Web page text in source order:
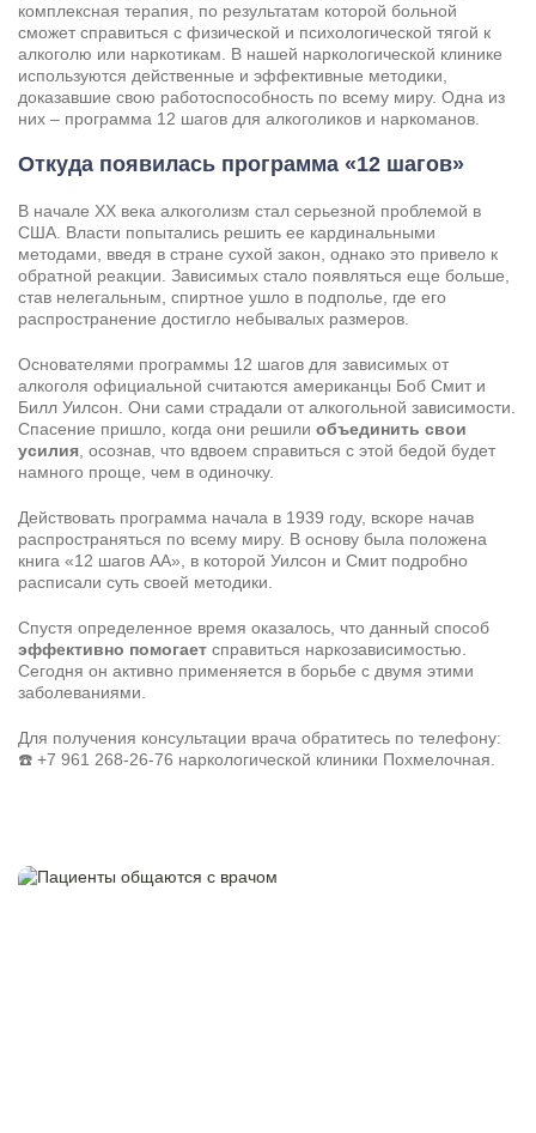
комплексная терапия, по результатам которой больной
сможет справиться с физической и психологической тягой к
алкоголю или наркотикам. В нашей наркологической клинике
используются действенные и эффективные методики,
доказавшие свою работоспособность по всему миру. Одна из
них – программа 12 шагов для алкоголиков и наркоманов.
Откуда появилась программа «12 шагов»
В начале XX века алкоголизм стал серьезной проблемой в
США. Власти попытались решить ее кардинальными
методами, введя в стране сухой закон, однако это привело к
обратной реакции. Зависимых стало появляться еще больше,
став нелегальным, спиртное ушло в подполье, где его
распространение достигло небывалых размеров.
Основателями программы 12 шагов для зависимых от
алкоголя официальной считаются американцы Боб Смит и
Билл Уилсон. Они сами страдали от алкогольной зависимости.
Спасение пришло, когда они решили объединить свои
усилия , осознав, что вдвоем справиться с этой бедой будет
намного проще, чем в одиночку.
Действовать программа начала в 1939 году, вскоре начав
распространяться по всему миру. В основу была положена
книга «12 шагов АА», в которой Уилсон и Смит подробно
расписали суть своей методики.
Спустя определенное время оказалось, что данный способ
эффективно помогает справиться наркозависимостью.
Сегодня он активно применяется в борьбе с двумя этими
заболеваниями.
Для получения консультации врача обратитесь по телефону:
☎️ +7 961 268-26-76 наркологической клиники Похмелочная.